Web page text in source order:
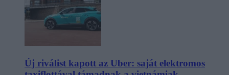
Új riválist kapott az Uber: saját elektromos